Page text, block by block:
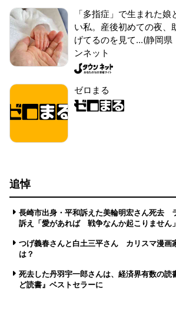
「多指症」で生まれた
い私。産後初めての夜、
げてるのを見て...(静岡
ンネット
ゼロまる
追悼
長崎市出身・平和訴えた美輪明宏さん死去
訴え「愛があれば 戦争なんか起こりません」
つげ義春さんと白土三平さん カリスマ漫画
は？
死去した丹羽宇一郎さんは、経済界有数の
ど読書』ベストセラーに